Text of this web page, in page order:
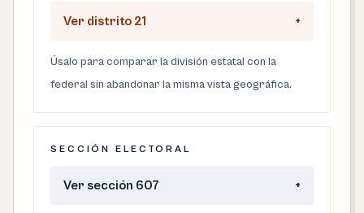
Ver distrito 21 +
Úsalo para comparar la división estatal con la
federal sin abandonar la misma vista geográfica.
SECCIÓN ELECTORAL
Ver sección 607 +